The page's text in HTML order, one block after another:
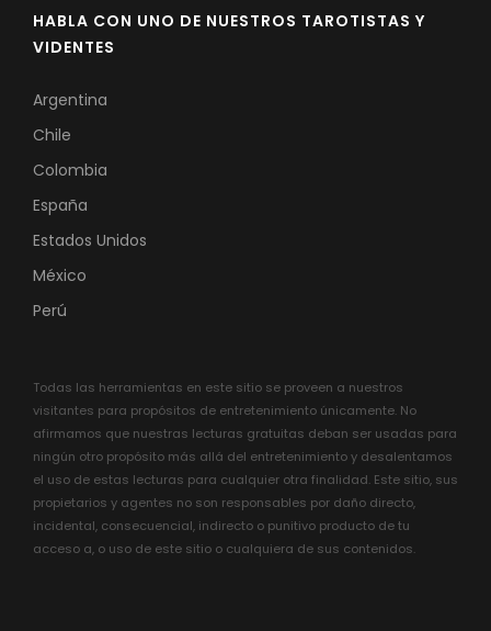
HABLA CON UNO DE NUESTROS TAROTISTAS Y
VIDENTES
Argentina
Chile
Colombia
España
Estados Unidos
México
Perú
Todas las herramientas en este sitio se proveen a nuestros
visitantes para propósitos de entretenimiento únicamente. No
afirmamos que nuestras lecturas gratuitas deban ser usadas para
ningún otro propósito más allá del entretenimiento y desalentamos
el uso de estas lecturas para cualquier otra finalidad. Este sitio, sus
propietarios y agentes no son responsables por daño directo,
incidental, consecuencial, indirecto o punitivo producto de tu
acceso a, o uso de este sitio o cualquiera de sus contenidos.